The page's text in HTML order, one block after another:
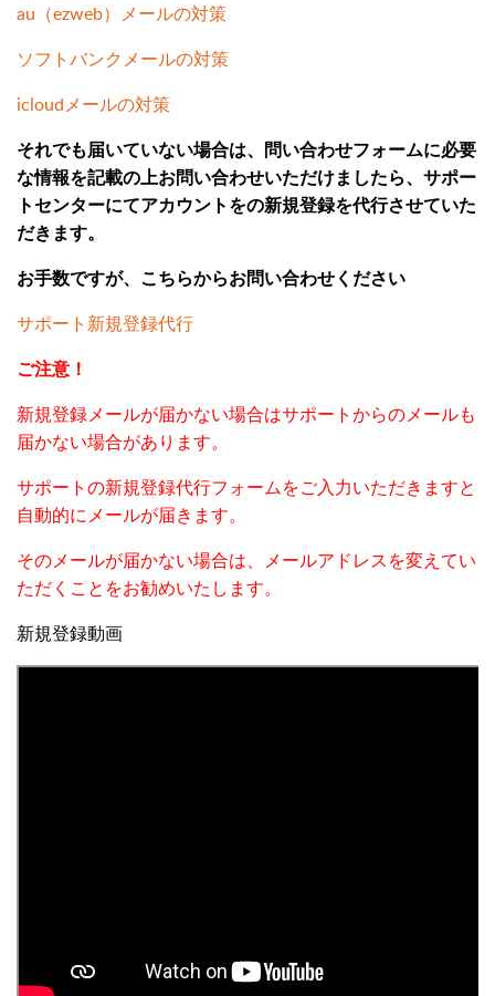
au（ezweb）メールの対策
ソフトバンクメールの対策
icloudメールの対策
それでも届いていない場合は、問い合わせフォームに必要
な情報を記載の上お問い合わせいただけましたら、サポー
トセンターにてアカウントをの新規登録を代行させていた
だきます。
お手数ですが、こちらからお問い合わせください
サポート新規登録代行
ご注意！
新規登録メールが届かない場合はサポートからのメールも
届かない場合があります。
サポートの新規登録代行フォームをご入力いただきますと
自動的にメールが届きます。
そのメールが届かない場合は、メールアドレスを変えてい
ただくことをお勧めいたします。
新規登録動画